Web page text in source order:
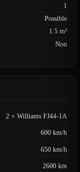
1
Possible
1.5 m³
Non
2 × Williams FJ44-1A
600 km/h
650 km/h
2600 km